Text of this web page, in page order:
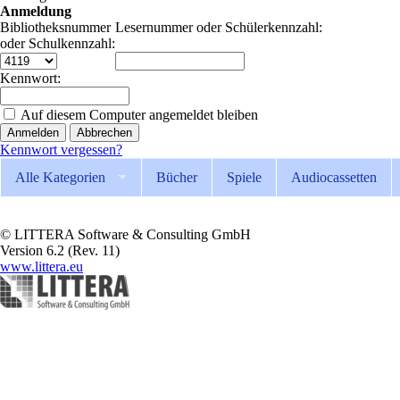
Anmeldung
Bibliotheksnummer
oder Schulkennzahl:
Lesernummer oder Schülerkennzahl:
Kennwort:
Auf diesem Computer angemeldet bleiben
Abbrechen
Kennwort vergessen?
Alle Kategorien
Bücher Spiele Audiocassetten
© LITTERA Software & Consulting GmbH
Version 6.2 (Rev. 11)
www.littera.eu